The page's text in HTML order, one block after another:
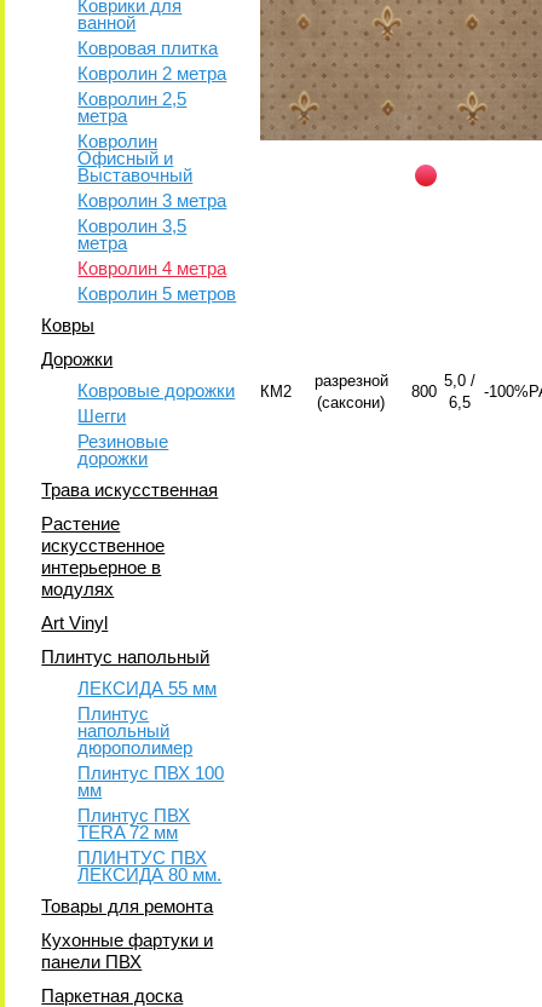
Коврики для
ванной
Ковровая плитка
Ковролин 2 метра
Ковролин 2,5
метра
Ковролин
Офисный и
Выставочный
Ковролин 3 метра
Ковролин 3,5
метра
Ковролин 4 метра
Ковролин 5 метров
Ковры
Дорожки
Ковровые дорожки
Шегги
Резиновые
дорожки
Трава искусственная
Растение
искусственное
интерьерное в
модулях
Art Vinyl
Плинтус напольный
ЛЕКСИДА 55 мм
Плинтус
напольный
дюрополимер
Плинтус ПВХ 100
мм
Плинтус ПВХ
TERA 72 мм
ПЛИНТУС ПВХ
ЛЕКСИДА 80 мм.
Товары для ремонта
Кухонные фартуки и
панели ПВХ
Паркетная доска
КМ2
разрезной
(саксони)
800
5,0 /
6,5
-